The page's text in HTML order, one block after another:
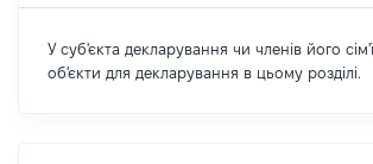
У суб'єкта декларування чи членів його сім'ї
об'єкти для декларування в цьому розділі.